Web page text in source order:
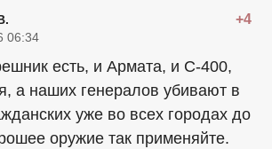
+4
06:34
есть, и Армата, и С-400,
а наших генералов убивают в
уже во всех городах до
оружие так применяйте.